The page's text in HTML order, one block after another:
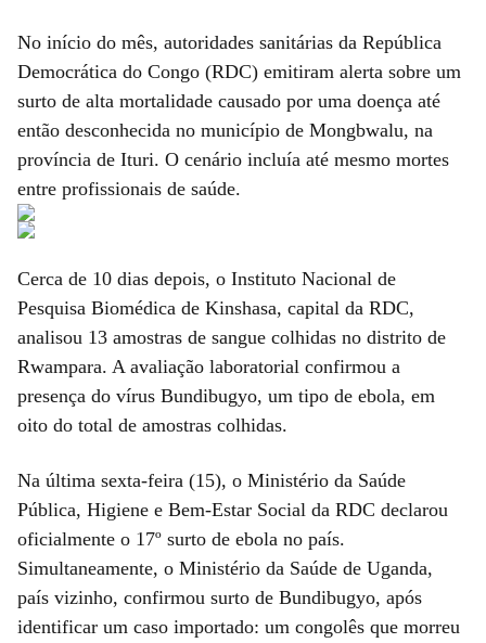
No início do mês, autoridades sanitárias da República
Democrática do Congo (RDC) emitiram alerta sobre um
surto de alta mortalidade causado por uma doença até
então desconhecida no município de Mongbwalu, na
província de Ituri. O cenário incluía até mesmo mortes
entre profissionais de saúde.
Cerca de 10 dias depois, o Instituto Nacional de
Pesquisa Biomédica de Kinshasa, capital da RDC,
analisou 13 amostras de sangue colhidas no distrito de
Rwampara. A avaliação laboratorial confirmou a
presença do vírus Bundibugyo, um tipo de ebola, em
oito do total de amostras colhidas.
Na última sexta-feira (15), o Ministério da Saúde
Pública, Higiene e Bem-Estar Social da RDC declarou
oficialmente o 17º surto de ebola no país.
Simultaneamente, o Ministério da Saúde de Uganda,
país vizinho, confirmou surto de Bundibugyo, após
identificar um caso importado: um congolês que morreu